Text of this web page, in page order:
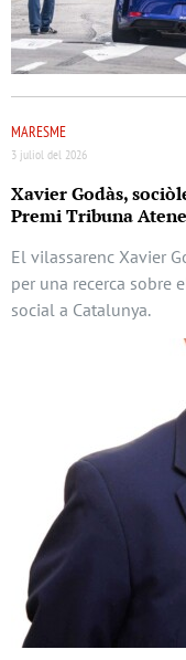
MARESME
3 juliol del 2026
Xavier Godàs,
Premi Tribuna
El vilassarenc Xavier
per una recerca sobre
social a Catalunya.